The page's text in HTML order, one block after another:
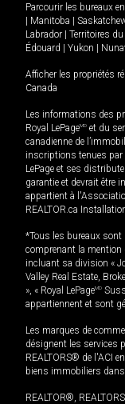
Parcourir les bureaux en
Manitoba
Labrador
Territoires
Édouard
Yukon
Afficher les propriétés
Canada
Les informations des
Royal LePageMD et du
canadienne de
inscriptions tenues par
LePage et ses
garantie et devrait être
appartient à
REALTOR.ca
*Tous les bureaux sont
comprenant la mention
incluant sa division «
Valley Real Estate,
», « Royal LePageMD
appartiennent et sont
Les marques de
désignent les services
REALTORS® de l'ACI
biens immobiliers dans
REALTOR®,